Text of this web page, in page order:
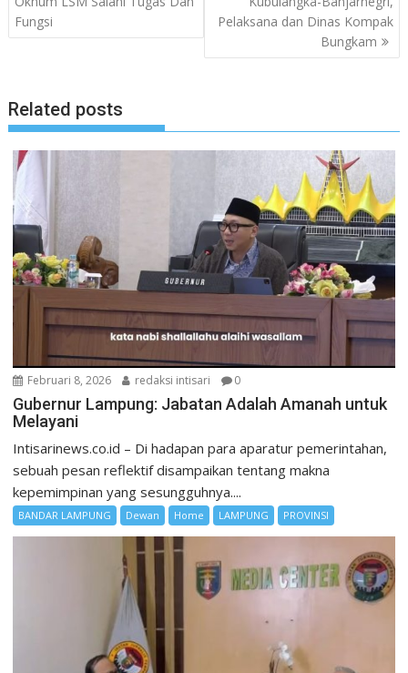
Fungsi
Pelaksana dan Dinas Kompak
Bungkam
Related posts
Februari 8, 2026 redaksi intisari 0
Gubernur Lampung: Jabatan Adalah Amanah untuk
Melayani
Intisarinews.co.id – Di hadapan para aparatur pemerintahan,
sebuah pesan reflektif disampaikan tentang makna
kepemimpinan yang sesungguhnya....
BANDAR LAMPUNG Dewan Home LAMPUNG PROVINSI